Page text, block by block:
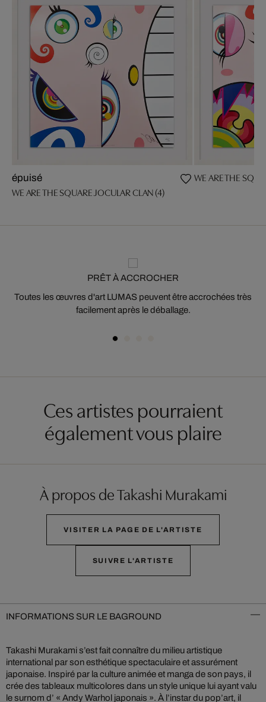
épuisé
WE ARE THE SQUARE JOCULAR CLAN (4)
WE ARE THE
PRÊT À ACCROCHER
Toutes les œuvres d'art LUMAS peuvent être accrochées très
facilement après le déballage.
Ces artistes pourraient
également vous plaire
À propos de Takashi Murakami
VISITER LA PAGE DE L'ARTISTE
SUIVRE L'ARTISTE
INFORMATIONS SUR LE BAGROUND
Takashi Murakami s’est fait connaître du milieu artistique
international par son esthétique spectaculaire et assurément
japonaise. Inspiré par la culture animée et manga de son pays, il
crée des tableaux multicolores dans un style unique lui ayant valu
le surnom d’ « Andy Warhol japonais ». À l’instar du pop’art, il